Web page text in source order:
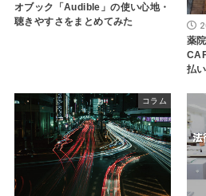
オブック「Audible」の使い心地・
聴きやすさをまとめてみた
薬
払
コラム